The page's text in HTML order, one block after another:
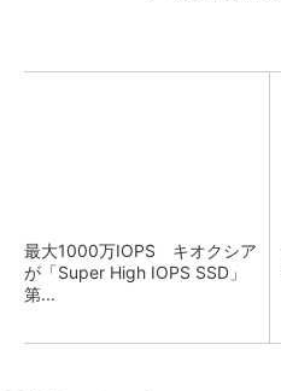
最大1000万IOPS キオクシア
が「Super High IOPS SSD」
第...